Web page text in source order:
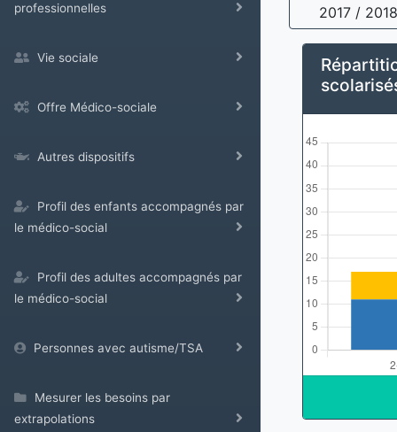
professionnelles
Vie sociale
Offre Médico-sociale
Autres dispositifs
Profil des enfants accompagnés par
le médico-social
Profil des adultes accompagnés par
le médico-social
Personnes avec autisme/TSA
Mesurer les besoins par
extrapolations
2017 / 2018